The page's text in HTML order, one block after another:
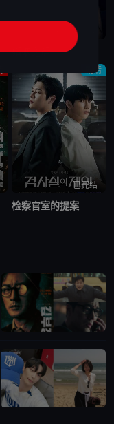
更新至第10集
婚姻之后
剧情
已完结
检察官室的提案